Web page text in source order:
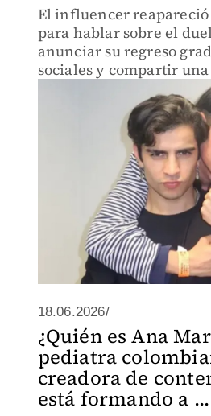
El influencer
para hablar sobre el
anunciar su regreso
sociales y compartir
18.06.2026/
¿Quién es Ana
pediatra
creadora de
está formando a ...